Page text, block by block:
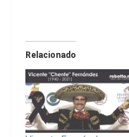
Relacionado